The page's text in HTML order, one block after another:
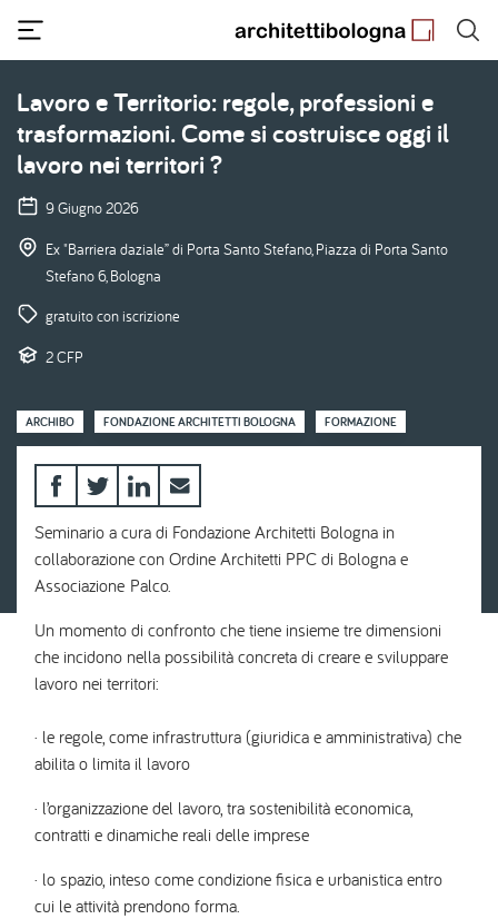
contenuto
principale
Lavoro e Territorio: regole, professioni e
trasformazioni. Come si costruisce oggi il
lavoro nei territori ?
9 Giugno 2026
Ex "Barriera daziale” di Porta Santo Stefano, Piazza di Porta Santo
Stefano 6, Bologna
gratuito con iscrizione
2 CFP
ARCHIBO FONDAZIONE ARCHITETTI BOLOGNA FORMAZIONE
Seminario a cura di Fondazione Architetti Bologna in
collaborazione con Ordine Architetti PPC di Bologna e
Associazione Palco.
Un momento di confronto che tiene insieme tre dimensioni
che incidono nella possibilità concreta di creare e sviluppare
lavoro nei territori:
· le regole, come infrastruttura (giuridica e amministrativa) che
abilita o limita il lavoro
· l’organizzazione del lavoro, tra sostenibilità economica,
contratti e dinamiche reali delle imprese
· lo spazio, inteso come condizione fisica e urbanistica entro
cui le attività prendono forma.